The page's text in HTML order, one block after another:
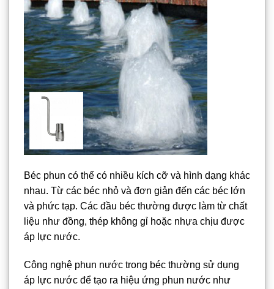
Béc phun có thể có nhiều kích cỡ và hình dạng khác
nhau. Từ các béc nhỏ và đơn giản đến các béc lớn
và phức tạp. Các đầu béc thường được làm từ chất
liệu như đồng, thép không gỉ hoặc nhựa chịu được
áp lực nước.
Công nghệ phun nước trong béc thường sử dụng
áp lực nước để tạo ra hiệu ứng phun nước như